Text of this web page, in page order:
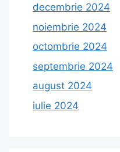
decembrie 2024
noiembrie 2024
octombrie 2024
septembrie 2024
august 2024
iulie 2024